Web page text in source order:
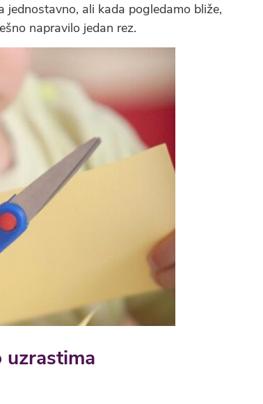
jednostavno, ali kada pogledamo bliže,
napravilo jedan rez.
uzrastima